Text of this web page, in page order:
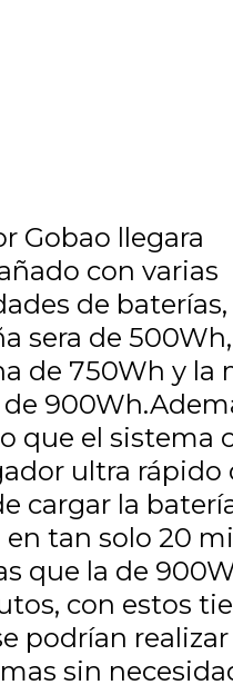
Gobao llegara
con varias
de
sera de
de 750Wh y la
que el sistema
ultra rápido
cargar la
en tan solo 20
que la de
con estos
podrían
sin